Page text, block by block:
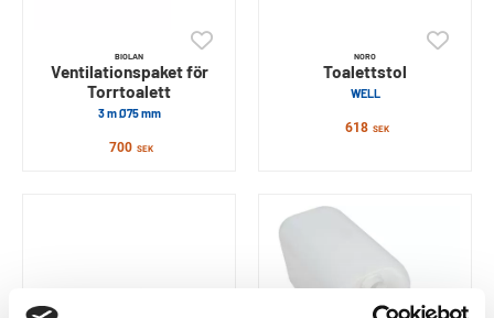
BIOLAN
Ventilationspaket för
Torrtoalett
3 m Ø75 mm
700 SEK
NORO
Toalettstol
WELL
618 SEK